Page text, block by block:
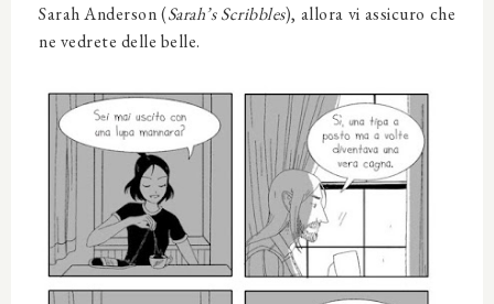
Sarah Anderson (Sarah’s Scribbles), allora vi assicuro che
ne vedrete delle belle.